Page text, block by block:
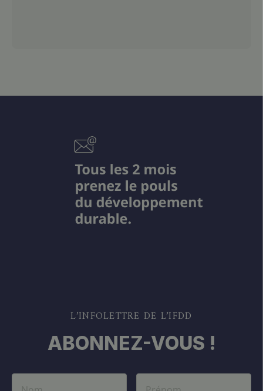
L’INFOLETTRE DE L’IFDD
ABONNEZ-VOUS !